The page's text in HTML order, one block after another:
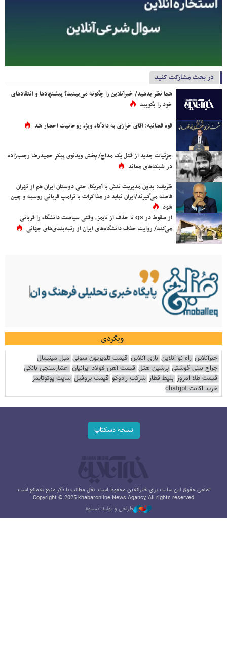
در بحث مشارکت کنید
شما نظر بدهید/ خبرآنلاین را چگونه می‌بینید؟ پیشنهادها و انتقادهای
خود را بگویید
قوه قضائیه: آقای خرازی به دادگاه ویژه روحانیت احضار شد
جزئیات جدید از قتل یک مداح/ پخش ویدئوی پیکر حمیدرضا رجب‌زاده
در شبکه‌های معاند
ظریف: بدون مدیریت تنش با آمریکا، حتی دوستان ایران هم از تهران
فاصله می‌گیرند/ایران نباید در مذاکرات با ترامپ قربانی روسیه و چین
شود
از سقوط در QS تا حذف از تایمز، وقتی سیاست دانشگاه را قربانی
می‌کند/ روایت حذف دانشگاه‌های ایران از رتبه‌بندی‌های جهانی
وبگردی
خبرآنلاین راه نو آنلاین بازی آنلاین قیمت تلویزیون سونی مبل مینیمال
جراح بینی گوشتی پرشین هتل قیمت آهن فولاد ایرانیان اعتبارسنجی بانکی
قیمت طلا امروز بلیط قطار شرکت رادوکو قیمت پروفیل سایت یوتوتایمز
خرید اکانت chatgpt
نسخه دسکتاپ
تمامی حقوق این سایت برای خبرآنلاین محفوظ است. نقل مطالب با ذکر منبع بلامانع است.
Copyright © 2025 khabaronline News Agancy, All rights reserved
طراحی و تولید: نستوه